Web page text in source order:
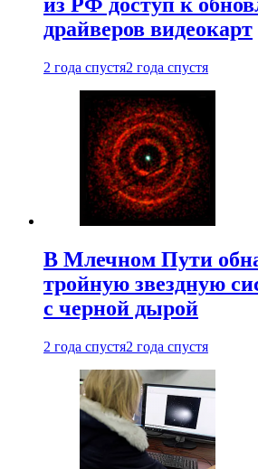
драйверов видеокарт
2 года спустя2 года спустя
В Млечном Пути
тройную звездную
с черной дырой
2 года спустя2 года спустя